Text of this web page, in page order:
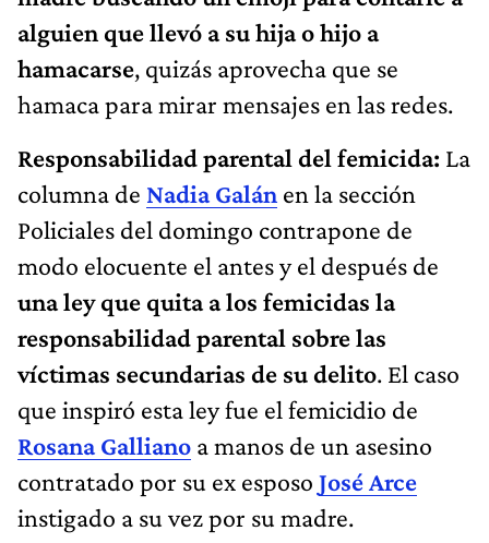
alguien que llevó a su hija o hijo a
hamacarse, quizás aprovecha que se
hamaca para mirar mensajes en las redes.
Responsabilidad parental del femicida: La
columna de Nadia Galán en la sección
Policiales del domingo contrapone de
modo elocuente el antes y el después de
una ley que quita a los femicidas la
responsabilidad parental sobre las
víctimas secundarias de su delito. El caso
que inspiró esta ley fue el femicidio de
Rosana Galliano a manos de un asesino
contratado por su ex esposo José Arce
instigado a su vez por su madre.